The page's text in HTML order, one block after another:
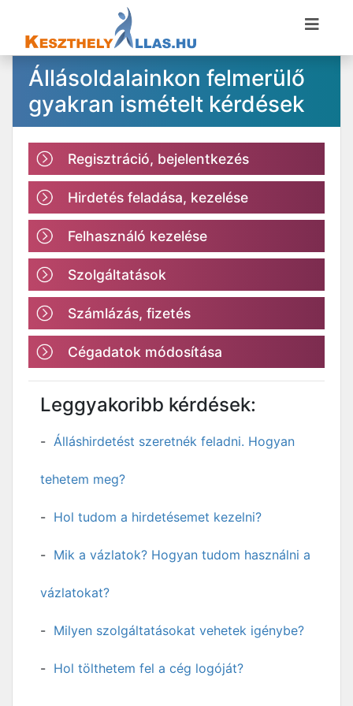
Állásoldalainkon felmerülő
gyakran ismételt kérdések
Regisztráció, bejelentkezés
Hirdetés feladása, kezelése
Felhasználó kezelése
Szolgáltatások
Számlázás, fizetés
Cégadatok módosítása
Leggyakoribb kérdések:
Álláshirdetést szeretnék feladni. Hogyan
tehetem meg?
Hol tudom a hirdetésemet kezelni?
Mik a vázlatok? Hogyan tudom használni a
vázlatokat?
Milyen szolgáltatásokat vehetek igénybe?
Hol tölthetem fel a cég logóját?